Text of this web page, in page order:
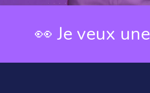
Je veux une démo !